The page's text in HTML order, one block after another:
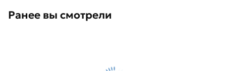
Ранее вы смотрели